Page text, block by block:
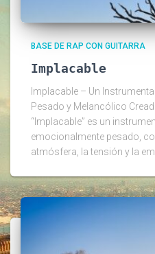
BASE DE RAP CON GUITARRA
Implacable
Implacable – Un
Pesado y Melancólico
“Implacable” es un
emocionalmente pesado,
atmósfera, la tensión y la